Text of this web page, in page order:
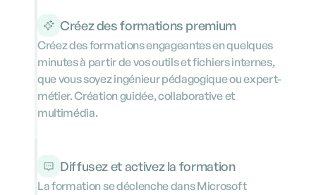
Créez des formations premium
Créez des formations engageantes en quelques
minutes à partir de vos outils et fichiers internes,
que vous soyez ingénieur pédagogique ou expert-
métier. Création guidée, collaborative et
multimédia.
Diffusez et activez la formation
La formation se déclenche dans Microsoft